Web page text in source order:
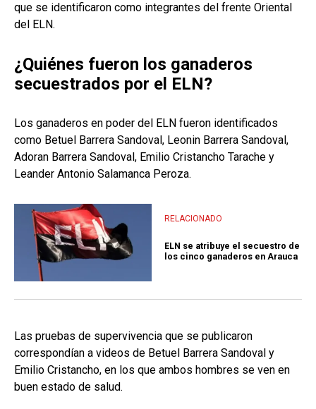
que se identificaron como integrantes del frente Oriental
del ELN.
¿Quiénes fueron los ganaderos
secuestrados por el ELN?
Los ganaderos en poder del ELN fueron identificados
como Betuel Barrera Sandoval, Leonin Barrera Sandoval,
Adoran Barrera Sandoval, Emilio Cristancho Tarache y
Leander Antonio Salamanca Peroza.
RELACIONADO
ELN se atribuye el secuestro de
los cinco ganaderos en Arauca
Las pruebas de supervivencia que se publicaron
correspondían a videos de Betuel Barrera Sandoval y
Emilio Cristancho, en los que ambos hombres se ven en
buen estado de salud.